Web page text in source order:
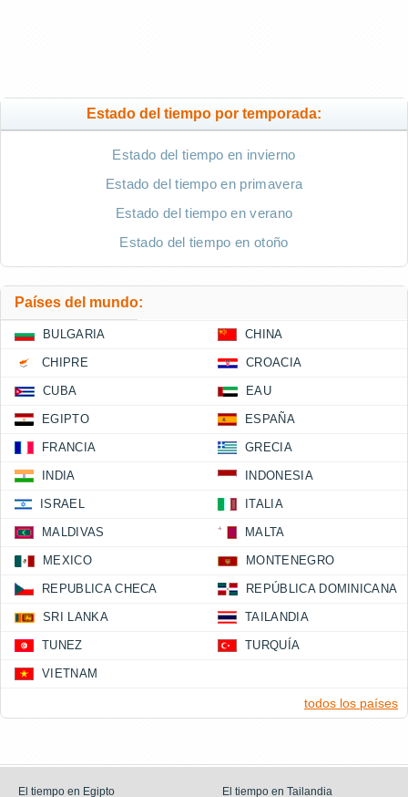
Estado del tiempo por temporada:
Estado del tiempo en invierno
Estado del tiempo en primavera
Estado del tiempo en verano
Estado del tiempo en otoño
Países del mundo:
BULGARIA CHINA
CHIPRE CROACIA
CUBA EAU
EGIPTO ESPAÑA
FRANCIA GRECIA
INDIA INDONESIA
ISRAEL ITALIA
MALDIVAS MALTA
MEXICO MONTENEGRO
REPUBLICA CHECA REPÚBLICA DOMINICANA
SRI LANKA TAILANDIA
TUNEZ TURQUÍA
VIETNAM
todos los países
El tiempo en Egipto El tiempo en Tailandia